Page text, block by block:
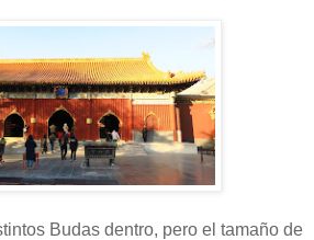
Budas dentro, pero el tamaño de